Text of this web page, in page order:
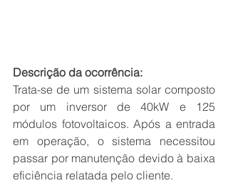
Descrição da ocorrência:
Trata-se de um sistema solar composto
por um inversor de 40kW e 125
módulos fotovoltaicos. Após a entrada
em operação, o sistema necessitou
passar por manutenção devido à baixa
eficiência relatada pelo cliente.